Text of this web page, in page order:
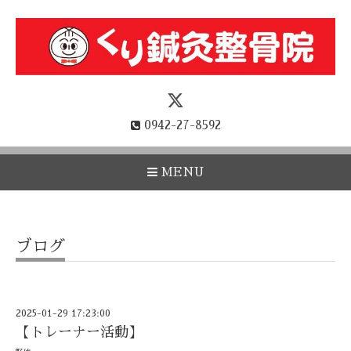
0942-27-8592
MENU
ブログ
2025-01-29 17:23:00
【トレーナー活動】